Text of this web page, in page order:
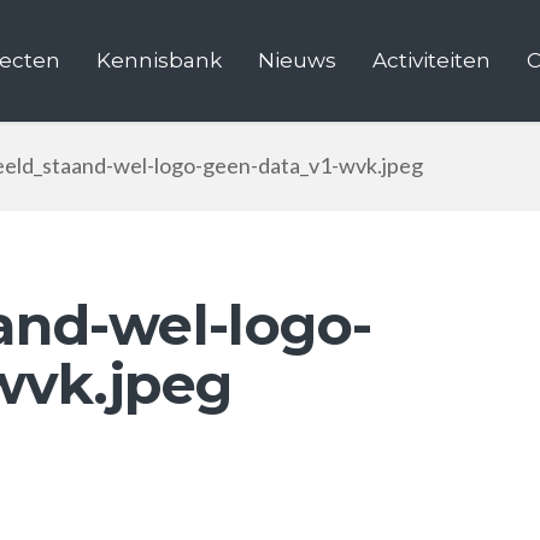
Kennisbank Nieuws Activiteiten
wel-logo-geen-data_v1-wvk.jpeg
wel-logo-